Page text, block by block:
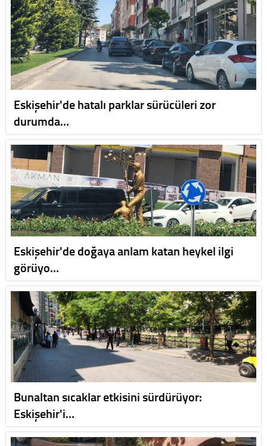
Eskişehir'de hatalı parklar sürücüleri zor
durumda…
Eskişehir'de doğaya anlam katan heykel ilgi
görüyo…
Bunaltan sıcaklar etkisini sürdürüyor:
Eskişehir'i…